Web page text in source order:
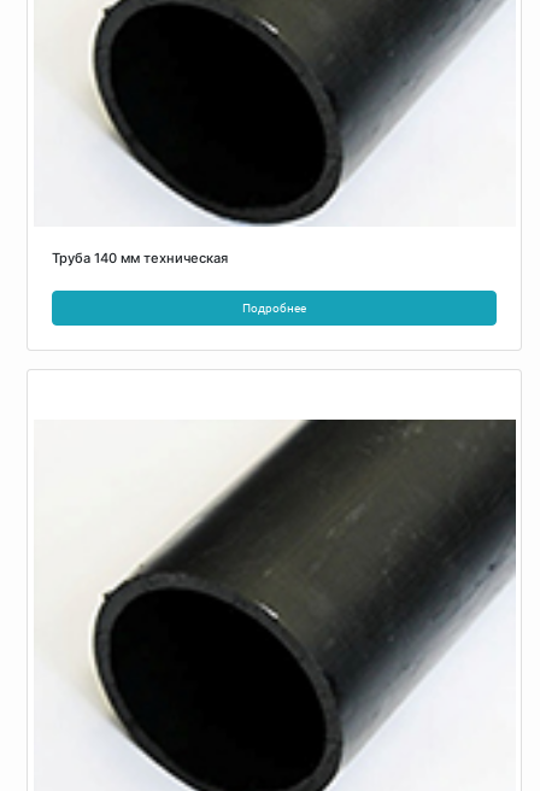
Труба 140 мм техническая
Подробнее